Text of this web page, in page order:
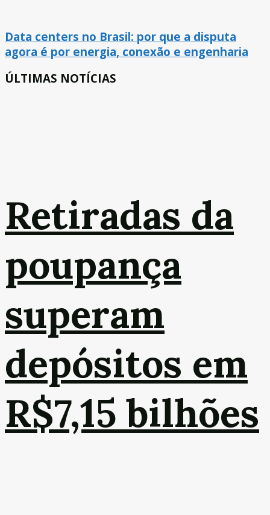
Data centers no Brasil: por que a disputa
agora é por energia, conexão e engenharia
ÚLTIMAS NOTÍCIAS
Retiradas da
poupança
superam
depósitos em
R$7,15 bilhões